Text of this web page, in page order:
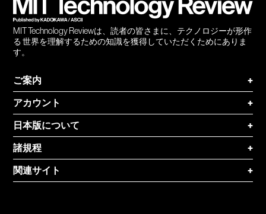
MIT Technology Reviewは、読者の皆さまに、テクノロジーが形作
る 世界を理解するための知識を獲得していただくためにありま
す。
ご案内
+
アカウント
+
日本版について
+
諸規程
+
関連サイト
+